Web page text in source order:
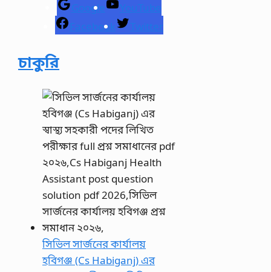
Google
YouTube
Facebook
Twitter
চাকুরি
সিভিল সার্জনের কার্যালয়
হবিগঞ্জ (Cs Habiganj) এর